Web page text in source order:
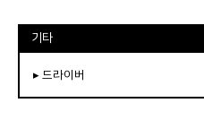
기타
▸ 드라이버